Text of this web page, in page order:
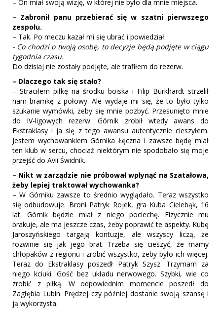
– On miał swoją wizję, w której nie było dla mnie miejsca.
– Zabronił panu przebierać się w szatni pierwszego
zespołu.
– Tak. Po meczu kazał mi się ubrać i powiedział:
- Co chodzi o twoją osobę, to decyzje będą podjęte w ciągu
tygodnia czasu.
Do dzisiaj nie zostały podjęte, ale trafiłem do rezerw.
– Dlaczego tak się stało?
– Straciłem piłkę na środku boiska i Filip Burkhardt strzelił
nam bramkę z połowy. Ale wydaje mi się, że to było tylko
szukanie wymówki, żeby się mnie pozbyć. Przesunięto mnie
do IV-ligowych rezerw. Górnik zrobił wtedy awans do
Ekstraklasy i ja się z tego awansu autentycznie cieszyłem.
Jestem wychowankiem Górnika Łęczna i zawsze będę miał
ten klub w sercu, chociaż niektórym nie spodobało się moje
przejść do Avii Świdnik.
– Nikt w zarządzie nie próbował wpłynąć na Szatałowa,
żeby lepiej traktował wychowanka?
– W Górniku zawsze to średnio wyglądało. Teraz wszystko
się odbudowuje. Broni Patryk Rojek, gra Kuba Cielebąk, 16
lat. Górnik będzie miał z niego pociechę. Fizycznie mu
brakuje, ale ma jeszcze czas, żeby poprawić te aspekty. Kubę
Jaroszyńskiego targają kontuzje, ale wszyscy liczą, że
rozwinie się jak jego brat. Trzeba się cieszyć, że mamy
chłopaków z regionu i zrobić wszystko, żeby było ich więcej.
Teraz do Ekstraklasy poszedł Patryk Szysz. Trzymam za
niego kciuki. Gość bez układu nerwowego. Szybki, wie co
zrobić z piłką. W odpowiednim momencie poszedł do
Zagłębia Lubin. Prędzej czy później dostanie swoją szansę i
ją wykorzysta.